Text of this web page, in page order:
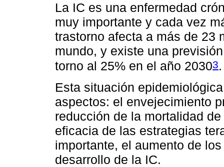
La IC es una enfermedad
muy importante y cada vez
trastorno afecta a más de 23
mundo, y existe una
torno al 25% en el año 20303.
Esta situación
aspectos: el envejecimiento
reducción de la mortalidad
eficacia de las estrategias
importante, el aumento de
desarrollo de la IC.